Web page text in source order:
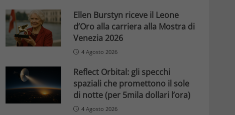
Ellen Burstyn riceve il Leone
d’Oro alla carriera alla Mostra di
Venezia 2026
4 Agosto 2026
Reflect Orbital: gli specchi
spaziali che promettono il sole
di notte (per 5mila dollari l’ora)
4 Agosto 2026